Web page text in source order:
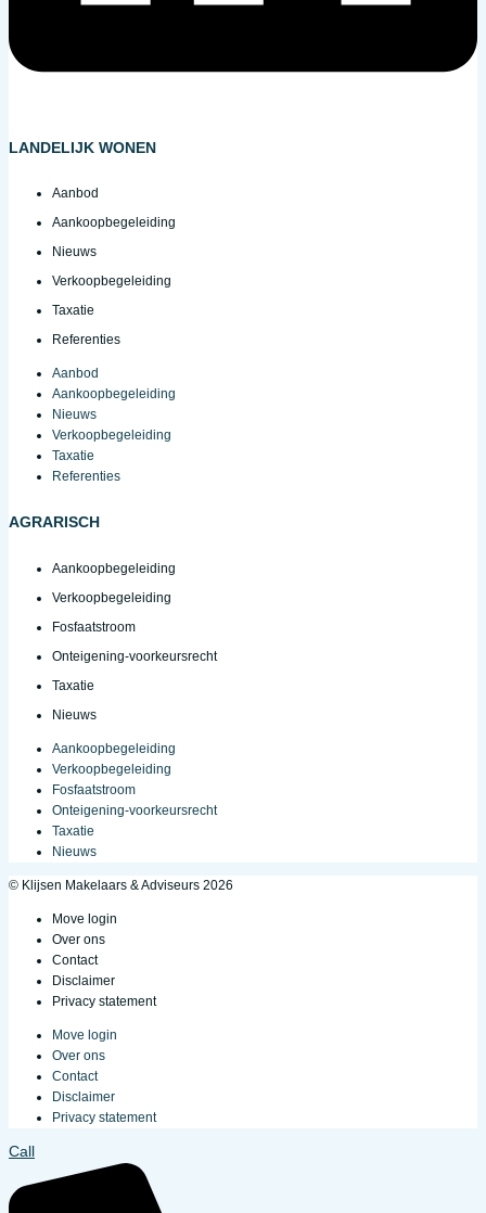
LANDELIJK WONEN
Aanbod
Aankoopbegeleiding
Nieuws
Verkoopbegeleiding
Taxatie
Referenties
Aanbod
Aankoopbegeleiding
Nieuws
Verkoopbegeleiding
Taxatie
Referenties
AGRARISCH
Aankoopbegeleiding
Verkoopbegeleiding
Fosfaatstroom
Onteigening-voorkeursrecht
Taxatie
Nieuws
Aankoopbegeleiding
Verkoopbegeleiding
Fosfaatstroom
Onteigening-voorkeursrecht
Taxatie
Nieuws
© Klijsen Makelaars & Adviseurs 2026
Move login
Over ons
Contact
Disclaimer
Privacy statement
Move login
Over ons
Contact
Disclaimer
Privacy statement
Call